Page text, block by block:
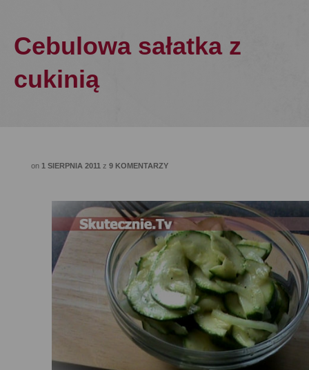
Cebulowa sałatka z
cukinią
on 1 SIERPNIA 2011 z 9 KOMENTARZY